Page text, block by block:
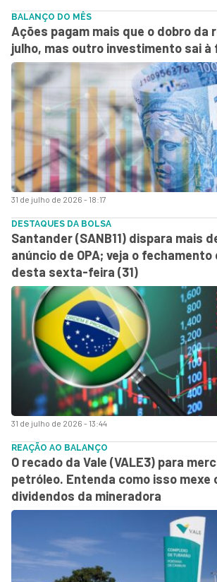
31 de julho de 2026 - 18:17
BALANÇO DO MÊS
Ações pagam mais que o dobro da
julho, mas outro investimento sai
31 de julho de 2026 - 13:44
DESTAQUES DA BOLSA
Santander (SANB11) dispara mais
anúncio de OPA; veja o fechamento
desta sexta-feira (31)
REAÇÃO AO BALANÇO
O recado da Vale (VALE3) para
petróleo. Entenda como isso mexe
dividendos da mineradora